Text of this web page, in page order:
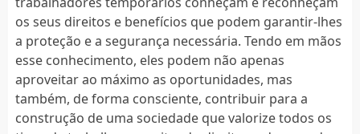
os seus direitos e benefícios que podem garantir-lhes
a proteção e a segurança necessária. Tendo em mãos
esse conhecimento, eles podem não apenas
aproveitar ao máximo as oportunidades, mas
também, de forma consciente, contribuir para a
construção de uma sociedade que valorize todos os